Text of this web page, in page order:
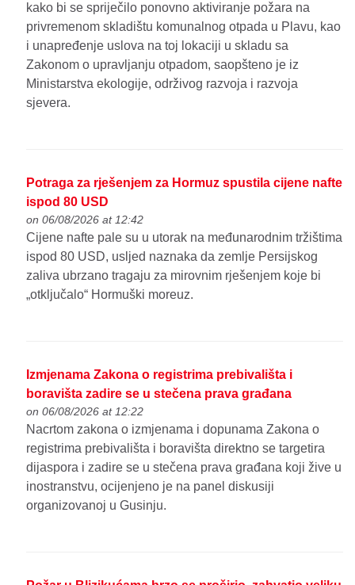
kako bi se spriječilo ponovno aktiviranje požara na
privremenom skladištu komunalnog otpada u Plavu, kao
i unapređenje uslova na toj lokaciji u skladu sa
Zakonom o upravljanju otpadom, saopšteno je iz
Ministarstva ekologije, održivog razvoja i razvoja
sjevera.
Potraga za rješenjem za Hormuz spustila cijene nafte
ispod 80 USD
on 06/08/2026 at 12:42
Cijene nafte pale su u utorak na međunarodnim tržištima
ispod 80 USD, usljed naznaka da zemlje Persijskog
zaliva ubrzano tragaju za mirovnim rješenjem koje bi
„otključalo“ Hormuški moreuz.
Izmjenama Zakona o registrima prebivališta i
boravišta zadire se u stečena prava građana
on 06/08/2026 at 12:22
Nacrtom zakona o izmjenama i dopunama Zakona o
registrima prebivališta i boravišta direktno se targetira
dijaspora i zadire se u stečena prava građana koji žive u
inostranstvu, ocijenjeno je na panel diskusiji
organizovanoj u Gusinju.